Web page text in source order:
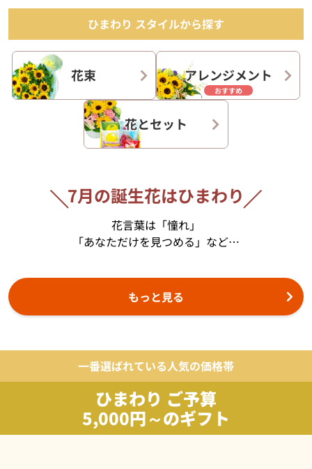
ひまわり スタイルから探す
花束 アレンジメント
おすすめ
花とセット
7月の誕生花はひまわり
花言葉は「憧れ」
「あなただけを見つめる」など…
もっと見る
一番選ばれている人気の価格帯
ひまわり ご予算
5,000円～のギフト